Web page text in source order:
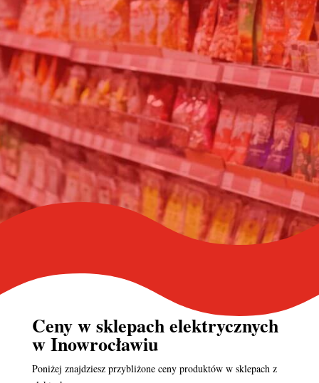
Ceny wsklepach elektrycznych
w Inowrocławiu
Poniżej znajdziesz przybliżone ceny produktów w sklepach z